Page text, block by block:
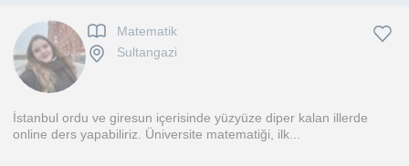
Matematik
Sultangazi
İstanbul ordu ve giresun içerisinde yüzyüze diper kalan illerde
online ders yapabiliriz. Üniversite matematiği, ilk...